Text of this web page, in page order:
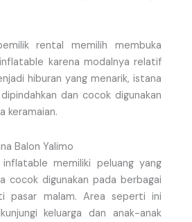
rental memilih membuka
karena modalnya relatif
hiburan yang menarik, istana
dan cocok digunakan
keramaian.
Balon Yalimo
inflatable memiliki peluang yang
cocok digunakan pada berbagai
pasar malam. Area seperti ini
keluarga dan anak-anak